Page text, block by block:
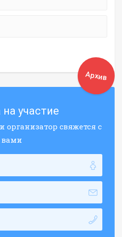
Архив
на участие
организатор свяжется с
вами